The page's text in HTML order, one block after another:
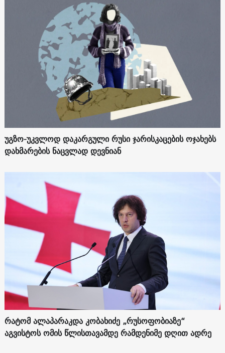
უგზო-უკვლოდ დაკარგული რუსი ჯარისკაცების ოჯახებს
დახმარების ნაცვლად დევნიან
რატომ ალაპარაკდა კობახიძე „რუსოფობიაზე“
აგვისტოს ომის წლისთავამდე რამდენიმე დღით ადრე